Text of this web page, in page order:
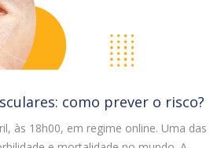
como prever o risco?
às 18h00, em regime online. Uma das